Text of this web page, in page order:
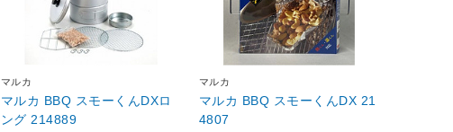
マルカ
マルカ BBQ スモーくんDXロ
ング 214889
マルカ
マルカ BBQ スモーくんDX 21
4807